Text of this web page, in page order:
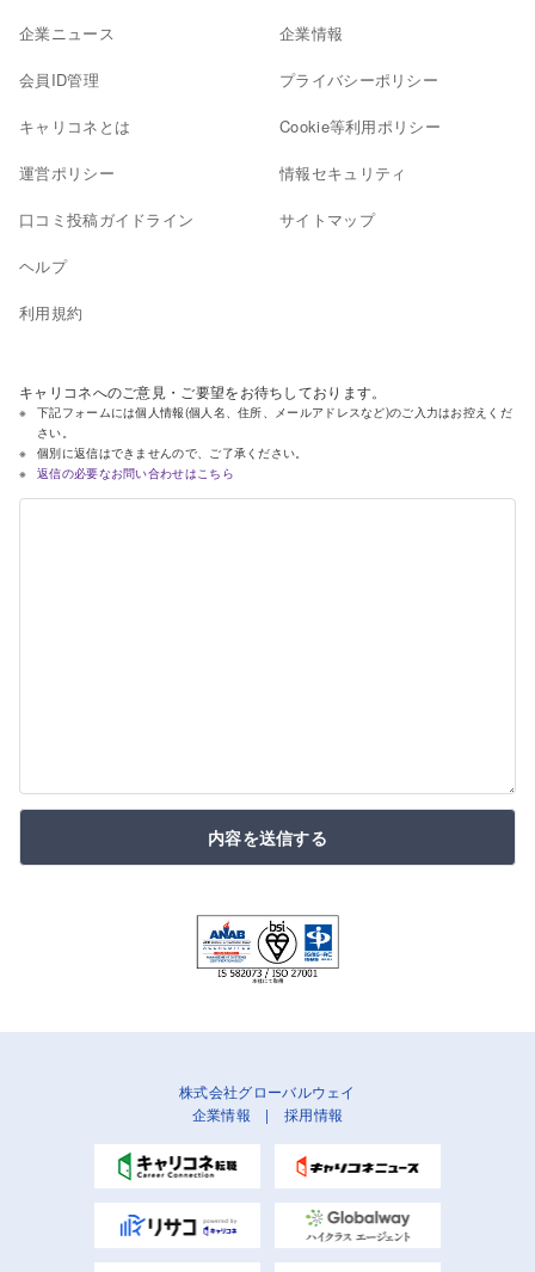
企業ニュース
会員ID管理
キャリコネとは
運営ポリシー
口コミ投稿ガイドライン
ヘルプ
利用規約
企業情報
プライバシーポリシー
Cookie等利用ポリシー
情報セキュリティ
サイトマップ
キャリコネへのご意見・ご要望をお待ちしております。
下記フォームには個人情報(個人名、住所、メールアドレスなど)のご入力はお控えくだ
さい。
個別に返信はできませんので、ご了承ください。
返信の必要なお問い合わせはこちら
内容を送信する
株式会社グローバルウェイ
企業情報 | 採用情報